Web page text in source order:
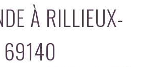
À RILLIEUX-
69140